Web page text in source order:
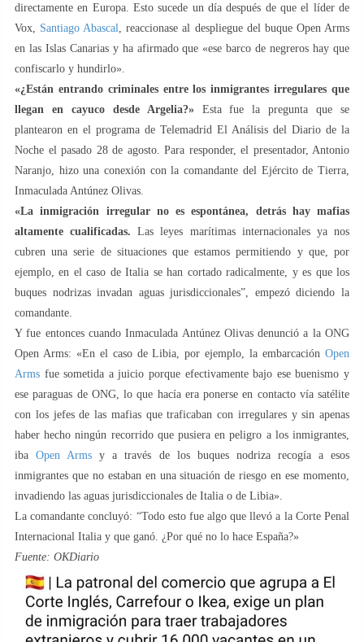
directamente en Europa. Esto sucede un día después de que el líder de
Vox, Santiago Abascal
, reaccionase al despliegue del buque Open Arms
en las Islas Canarias y ha afirmado que «ese barco de negreros hay que
confiscarlo y hundirlo».
«¿Están entrando criminales entre los inmigrantes irregulares que
llegan en cayuco desde Argelia?»Esta fue la pregunta que se
plantearon en el programa de Telemadrid El Análisis del Diario de la
Noche el pasado 28 de agosto. Para responder, el presentador, Antonio
Naranjo, hizo una conexión con la comandante del Ejército de Tierra,
Inmaculada Antúnez Olivas.
«La inmigración irregular no es espontánea, detrás hay mafias
altamente cualificadas. Las leyes marítimas internacionales ya nos
cubren una serie de situaciones que estamos permitiendo y que, por
ejemplo, en el caso de Italia se han cortado radicalmente, y es que los
buques nodrizas invadan aguas jurisdiccionales”, empezó diciendo la
comandante.
Y fue entonces cuando Inmaculada Antúnez Olivas denunció a la ONG
Open Arms: «En el caso de Libia, por ejemplo, la embarcación Open
Arms fue sometida a juicio porque efectivamente bajo ese buenismo y
ese paraguas de ONG, lo que hacía era ponerse en contacto vía satélite
con los jefes de las mafias que traficaban con irregulares y sin apenas
haber hecho ningún recorrido que pusiera en peligro a los inmigrantes,
iba Open Arms y a través de los buques nodriza recogía a esos
inmigrantes que no estaban en una situación de riesgo en ese momento,
invadiendo las aguas jurisdiccionales de Italia o de Libia».
La comandante concluyó: “Todo esto fue algo que llevó a la Corte Penal
Internacional Italia y que ganó. ¿Por qué no lo hace España?»
Fuente: OKDiario